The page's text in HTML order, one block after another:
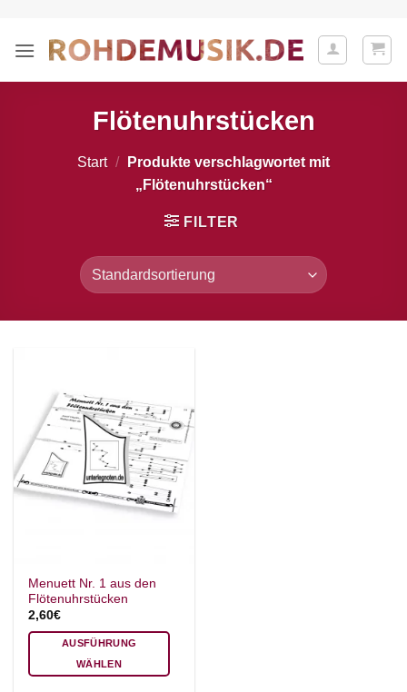
springen
Flötenuhrstücken
Start /
Produkte verschlagwortet mit
„Flötenuhrstücken“
FILTER
Menuett Nr. 1 aus den
Flötenuhrstücken
2,60€
AUSFÜHRUNG
WÄHLEN